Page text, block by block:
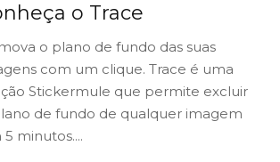
o Trace
o plano de fundo das suas
com um clique. Trace é uma
Stickermule que permite excluir
de fundo de qualquer imagem
5 minutos....